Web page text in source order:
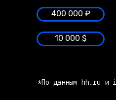
10 000 $
400 000 ₽
*По данным hh.ru и